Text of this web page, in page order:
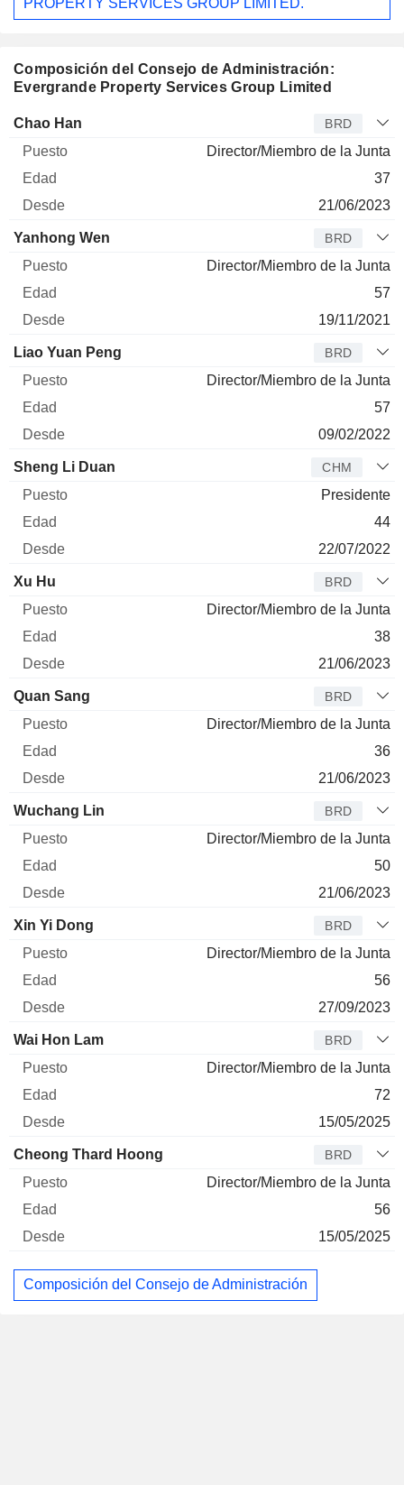
PROPERTY SERVICES GROUP LIMITED.
Composición del Consejo de Administración:
Evergrande Property Services Group Limited
Administrador
Chao Han BRD
Director/Miembro de la Junta
37
21/06/2023
Yanhong Wen BRD
Director/Miembro de la Junta
57
19/11/2021
Liao Yuan Peng BRD
Director/Miembro de la Junta
57
09/02/2022
Sheng Li Duan CHM
Presidente
44
22/07/2022
Xu Hu BRD
Director/Miembro de la Junta
38
21/06/2023
Quan Sang BRD
Director/Miembro de la Junta
36
21/06/2023
Wuchang Lin BRD
Director/Miembro de la Junta
50
21/06/2023
Xin Yi Dong BRD
Director/Miembro de la Junta
56
27/09/2023
Wai Hon Lam BRD
Director/Miembro de la Junta
72
15/05/2025
Cheong Thard Hoong BRD
Director/Miembro de la Junta
56
15/05/2025
Composición del Consejo de Administración